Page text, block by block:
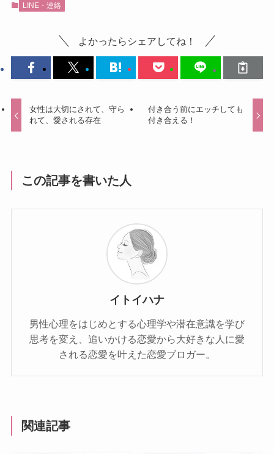
LINE・連絡
よかったらシェアしてね！
女性は大切にされて、守ら
れて、愛される存在
付き合う前にエッチしても
付き合える！
この記事を書いた人
イトイハナ
男性心理をはじめとする心理学や潜在意識を学び
思考を変え、追いかける恋愛から大好きな人に愛
される恋愛を叶えた恋愛ブロガー。
関連記事